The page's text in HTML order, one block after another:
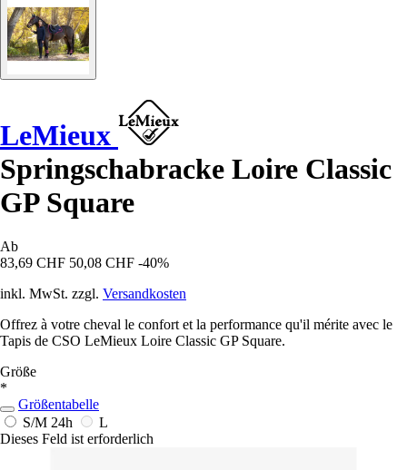
LeMieux
Springschabracke Loire Classic
GP Square
Ab
83,69 CHF 50,08 CHF -40%
inkl. MwSt. zzgl. Versandkosten
Offrez à votre cheval le confort et la performance qu'il mérite avec le
Tapis de CSO LeMieux Loire Classic GP Square.
Größe
*
Größentabelle
S/M 24h
L
Dieses Feld ist erforderlich